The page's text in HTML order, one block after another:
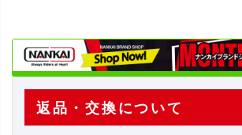
返品・交換について